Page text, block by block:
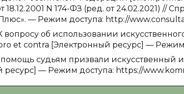
N 174-ФЗ (ред. от 24.02.2021) //
— Режим доступа: http://
вопросу об использовании
et contra [Электронный ресурс] —
судьям призвали искусственный
ресурс] — Режим доступа: https://